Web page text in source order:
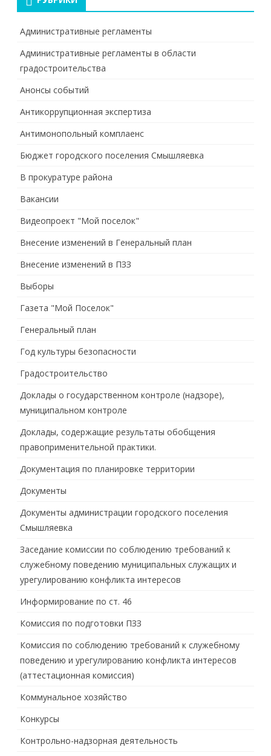
Административные регламенты
Административные регламенты в области
градостроительства
Анонсы событий
Антикоррупционная экспертиза
Антимонопольный комплаенс
Бюджет городского поселения Смышляевка
В прокуратуре района
Вакансии
Видеопроект "Мой поселок"
Внесение изменений в Генеральный план
Внесение изменений в ПЗЗ
Выборы
Газета "Мой Поселок"
Генеральный план
Год культуры безопасности
Градостроительство
Доклады о государственном контроле (надзоре),
муниципальном контроле
Доклады, содержащие результаты обобщения
правоприменительной практики.
Документация по планировке территории
Документы
Документы администрации городского поселения
Смышляевка
Заседание комиссии по соблюдению требований к
служебному поведению муниципальных служащих и
урегулированию конфликта интересов
Информирование по ст. 46
Комиссия по подготовки ПЗЗ
Комиссия по соблюдению требований к служебному
поведению и урегулированию конфликта интересов
(аттестационная комиссия)
Коммунальное хозяйство
Конкурсы
Контрольно-надзорная деятельность